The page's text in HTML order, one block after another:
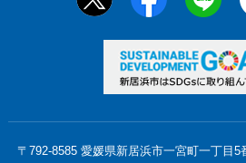
〒792-8585 愛媛県新居浜市一宮町一丁目5